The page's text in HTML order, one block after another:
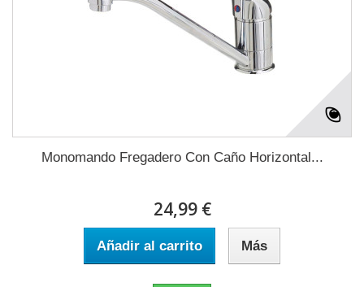
Monomando Fregadero Con Caño Horizontal...
24,99 €
Añadir al carrito Más